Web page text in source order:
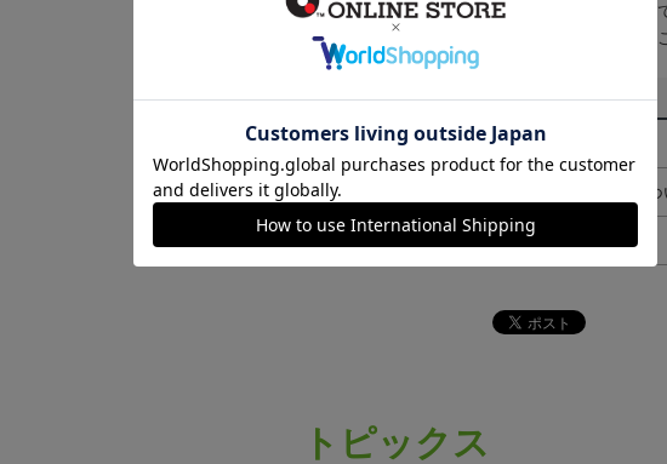
取り扱い商品によっ
予告なく変更にな
その他
決済について
ギフト対応に
ヘルプページ
トピックス